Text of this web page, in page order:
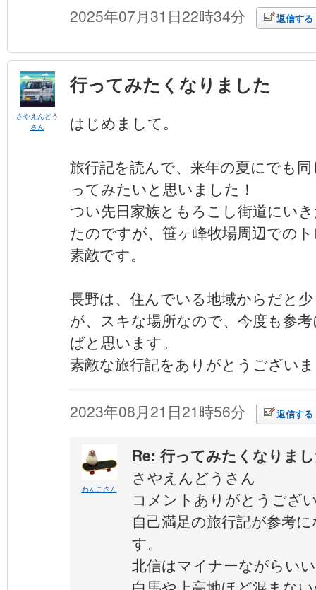
2025年07月31日22時34分 返信する
さやえんどう
さん
行ってみたくなりました
はじめまして。
旅行記を読んで、来年の夏にでも
ってみたいと思いました！
つい先日家族ともろこし街道にい
たのですが、笹ヶ峰牧場周辺での
素敵です。
長野は、住んでいる地域からだと
が、スキな場所なので、今度も参
ばと思います。
素敵な旅行記をありがとうござい
2023年08月21日21時56分 返信する
わんこさん
Re: 行ってみたくなりま
さやえんどうさん
コメントありがとうござ
自己満足の旅行記が参考
す。
北信はマイナーながらい